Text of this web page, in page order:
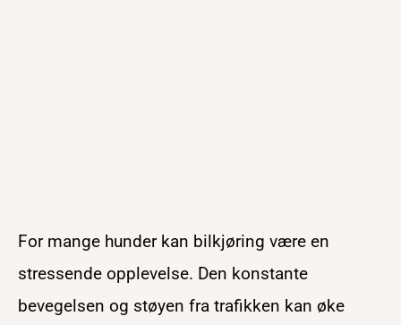
For mange hunder kan bilkjøring være en
stressende opplevelse. Den konstante
bevegelsen og støyen fra trafikken kan øke